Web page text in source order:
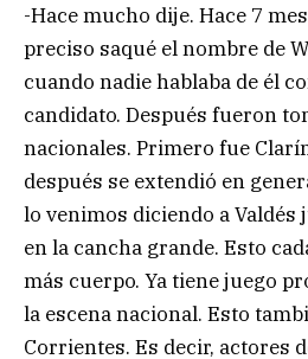
-Hace mucho dije. Hace 7
preciso saqué el nombre de
cuando nadie hablaba de él
candidato. Después fueron
nacionales. Primero fue
después se extendió en
lo venimos diciendo a
en la cancha grande. Esto
más cuerpo. Ya tiene juego
la escena nacional. Esto
Corrientes. Es decir, actores